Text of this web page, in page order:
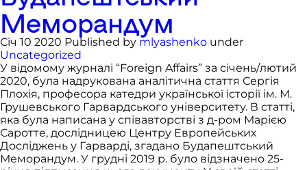
Меморандум
Січ 10 2020 Published by mlyashenko under
Uncategorized
У відомому журналі “Foreign Affairs” за січень/лютий
2020, була надрукована аналітична стаття Сергія
Плохія, професора катедри української історії ім. М.
Грушевського Гарвардського університету. В cтатті,
яка була написана у співавторстві з д-ром Марією
Саротте, дослідницею Центру Европейських
Досліджень у Гарварді, згадано Будапештський
Меморандум. У грудні 2019 р. було відзначено 25-